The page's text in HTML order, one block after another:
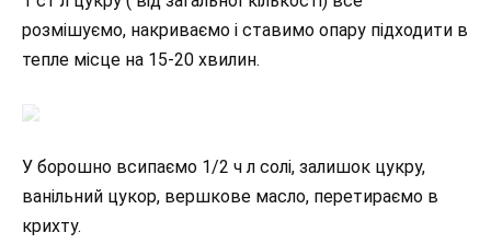
розмішуємо, накриваємо і ставимо опару підходити в
тепле місце на 15-20 хвилин.
У борошно всипаємо 1/2 ч л солі, залишок цукру,
ванільний цукор, вершкове масло, перетираємо в
крихту.